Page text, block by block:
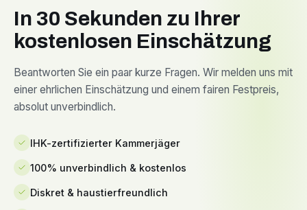
In 30 Sekunden zu Ihrer
kostenlosen Einschätzung
Beantworten Sie ein paar kurze Fragen. Wir melden uns mit
einer ehrlichen Einschätzung und einem fairen Festpreis,
absolut unverbindlich.
IHK-zertifizierter Kammerjäger
100% unverbindlich & kostenlos
Diskret & haustierfreundlich